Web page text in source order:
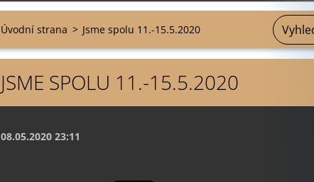
Úvodní strana > Jsme spolu 11.-15.5.2020
JSME SPOLU 11.-15.5.2020
08.05.2020 23:11